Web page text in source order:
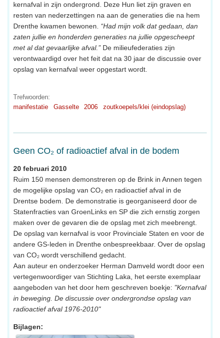
kernafval in zijn ondergrond. Deze Hun liet zijn graven en
resten van nederzettingen na aan de generaties die na hem
Drenthe kwamen bewonen. “Had mijn volk dat gedaan, dan
zaten jullie en honderden generaties na jullie opgescheept
met al dat gevaarlijke afval.” De milieufederaties zijn
verontwaardigd over het feit dat na 30 jaar de discussie over
opslag van kernafval weer opgestart wordt.
Trefwoorden:
manifestatie
Gasselte 2006 zoutkoepels/klei (eindopslag)
Geen CO₂ of radioactief afval in de bodem
20 februari 2010
Ruim 150 mensen demonstreren op de Brink in Annen tegen
de mogelijke opslag van CO₂ en radioactief afval in de
Drentse bodem. De demonstratie is georganiseerd door de
Statenfracties van GroenLinks en SP die zich ernstig zorgen
maken over de gevaren die de opslag met zich meebrengt.
De opslag van kernafval is voor Provinciale Staten en voor de
andere GS-leden in Drenthe onbespreekbaar. Over de opslag
van CO₂ wordt verschillend gedacht.
Aan auteur en onderzoeker Herman Damveld wordt door een
vertegenwoordiger van Stichting Laka, het eerste exemplaar
aangeboden van het door hem geschreven boekje: "Kernafval
in beweging. De discussie over ondergrondse opslag van
radioactief afval 1976-2010"
Bijlagen: